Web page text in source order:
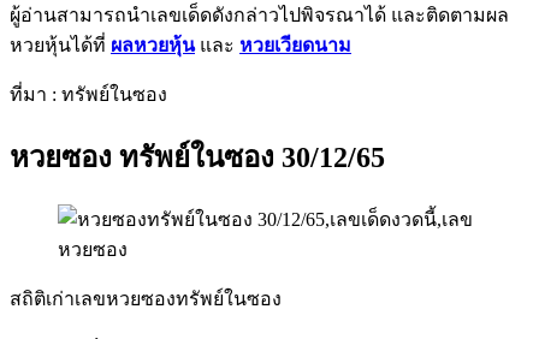
ผู้อ่านสามารถนำเลขเด็ดดังกล่าวไปพิจรณาได้ และติดตามผล
หวยหุ้นได้ที่ ผลหวยหุ้นและ หวยเวียดนาม
ที่มา : ทรัพย์ในซอง
หวยซอง ทรัพย์ในซอง 30/12/65
สถิติเก่าเลขหวยซองทรัพย์ในซอง